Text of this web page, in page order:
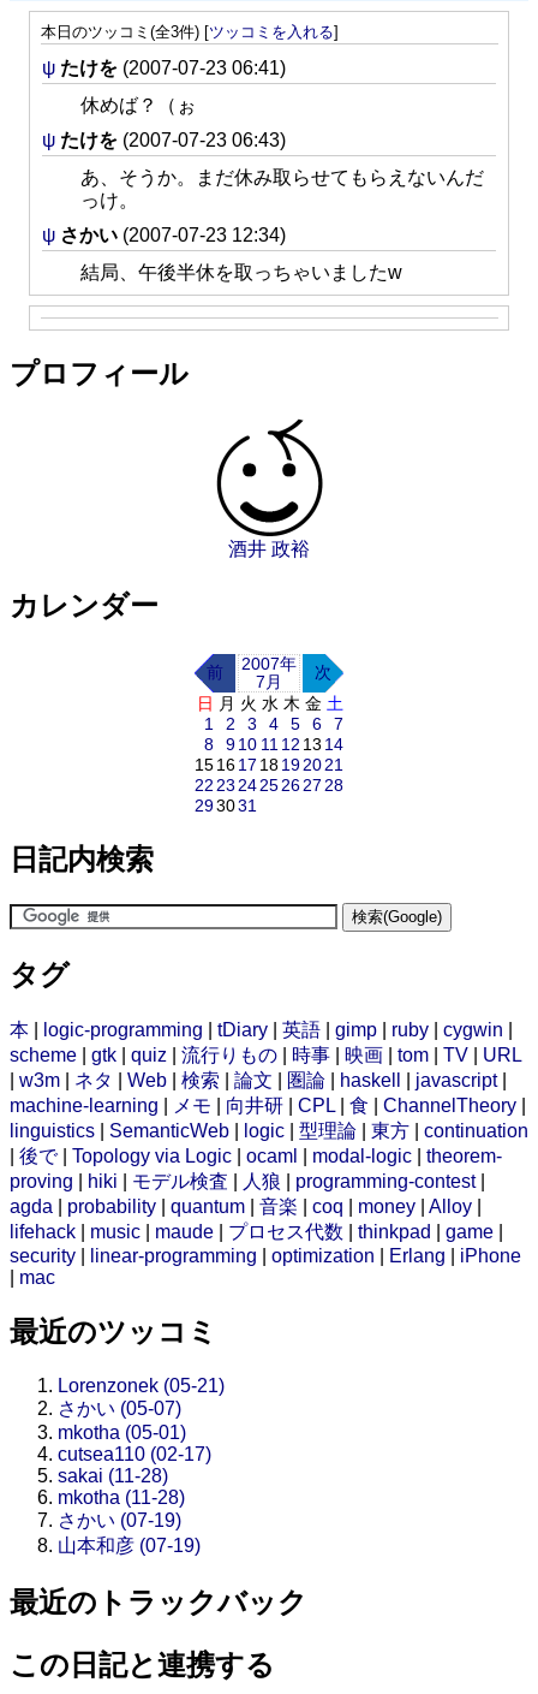
本日のツッコミ(全3件) [ツッコミを入れる]
ψ たけを (2007-07-23 06:41)
休めば？（ぉ
ψ たけを (2007-07-23 06:43)
あ、そうか。まだ休み取らせてもらえないんだ
っけ。
ψ さかい (2007-07-23 12:34)
結局、午後半休を取っちゃいましたw
プロフィール
酒井 政裕
カレンダー
前
2007年
7月
次
日 月 火 水 木 金 土
1
2 3 4 5 6
7
8
910 11 12 13 14
151617 18192021
22 23 24252627 28
293031
日記内検索
タグ
本 logic-programming tDiary 英語 gimp ruby cygwin
scheme
gtk quiz 流行りもの 時事 映画 tom TV
URL
w3m ネタ Web 検索 論文 圏論 haskell javascript|
machine-learning
メモ 向井研 CPL 食 ChannelTheory
linguistics
SemanticWeb logic 型理論 東方
continuation
後で| Topology via Logic ocaml modal-logic
theorem-
proving
hiki モデル検査 人狼 programming-contest|
agda
probability quantum 音楽 coq money Alloy
lifehack
music maude プロセス代数 thinkpad game
security
linear-programming optimization Erlang
iPhone
mac
最近のツッコミ
Lorenzonek (05-21)
さかい (05-07)
mkotha (05-01)
cutsea110 (02-17)
sakai (11-28)
mkotha (11-28)
さかい (07-19)
山本和彦 (07-19)
最近のトラックバック
この日記と連携する